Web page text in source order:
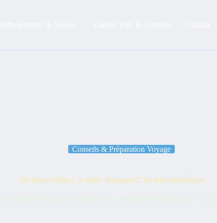
Conseils & Préparation Voyage
Vol Direct Delta LA-Paris: Pourquoi C’est Révolutionnaire
le vol direct Delta LA-Paris est une véritable révolution dans le